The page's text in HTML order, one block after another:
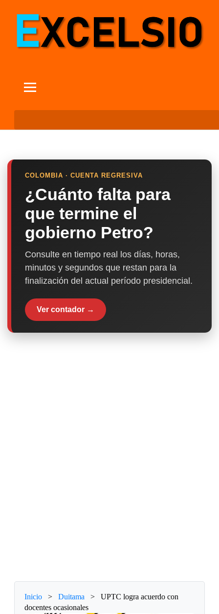
COLOMBIA · CUENTA REGRESIVA
¿Cuánto falta para
que termine el
gobierno Petro?
Consulte en tiempo real los días, horas,
minutos y segundos que restan para la
finalización del actual período presidencial.
Ver contador →
Inicio > Duitama >
UPTC logra acuerdo con
docentes ocasionales